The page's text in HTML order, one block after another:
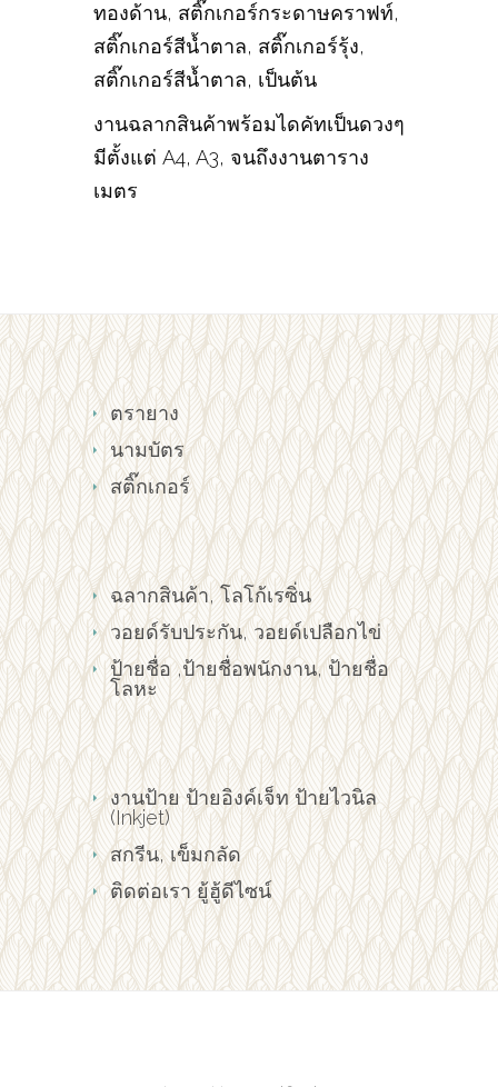
ทองด้าน, สติ๊กเกอร์กระดาษคราฟท์,
สติ๊กเกอร์สีน้ำตาล, สติ๊กเกอร์รุ้ง,
สติ๊กเกอร์สีน้ำตาล, เป็นต้น
งานฉลากสินค้าพร้อมไดคัทเป็นดวงๆ
มีตั้งแต่ A4, A3, จนถึงงานตาราง
เมตร
ตรายาง
นามบัตร
สติ๊กเกอร์
ฉลากสินค้า, โลโก้เรซิ่น
วอยด์รับประกัน, วอยด์เปลือกไข่
ป้ายชื่อ ,ป้ายชื่อพนักงาน, ป้ายชื่อ
โลหะ
งานป้าย ป้ายอิงค์เจ็ท ป้ายไวนิล
(Inkjet)
สกรีน, เข็มกลัด
ติดต่อเรา ยู้ฮู้ดีไซน์